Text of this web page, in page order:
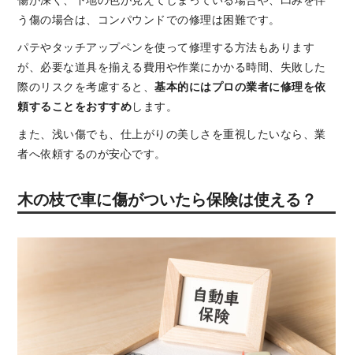
う傷の場合は、コンパウンドでの修理は困難です。
パテやタッチアップペンを使って修理する方法もあります
が、必要な道具を揃える費用や作業にかかる時間、失敗した
際のリスクを考慮すると、 基本的にはプロの業者に修理を依
頼することをおすすめ します。
また、浅い傷でも、仕上がりの美しさを重視したいなら、業
者へ依頼するのが安心です。
木の枝で車に傷がついたら保険は使える？